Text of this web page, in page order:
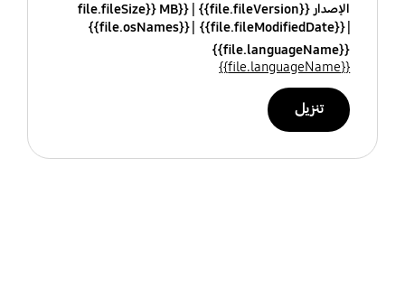
الإصدار {{file.fileVersion}}
{{file.fileSize}} MB
{{file.fileModifiedDate}}
{{file.osNames}}
{{file.languageName}}
{{file.languageName}}
تنزيل